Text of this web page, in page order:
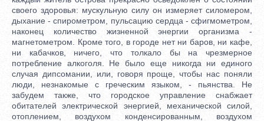
своего здоровья: мускульную силу он измеряет силомером,
дыхание - спирометром, пульсацию сердца - сфигмометром,
наконец количество жизненной энергии организма -
магнетометром. Кроме того, в городе нет ни баров, ни кафе,
ни кабачков, ничего, что толкало бы на чрезмерное
потребление алкоголя. Не было еще никогда ни единого
случая дипсомании, или, говоря проще, чтобы нас поняли
люди, незнакомые с греческим языком, - пьянства. Не
забудем также, что городское управление снабжает
обитателей электрической энергией, механической силой,
отоплением, воздухом конденсированным, воздухом